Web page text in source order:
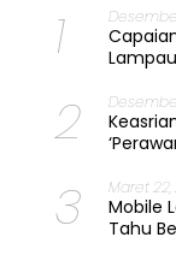
1
2
3 Maret 22,
Mobile
Tahu